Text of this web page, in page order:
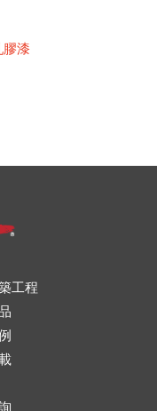
膠漆
工程